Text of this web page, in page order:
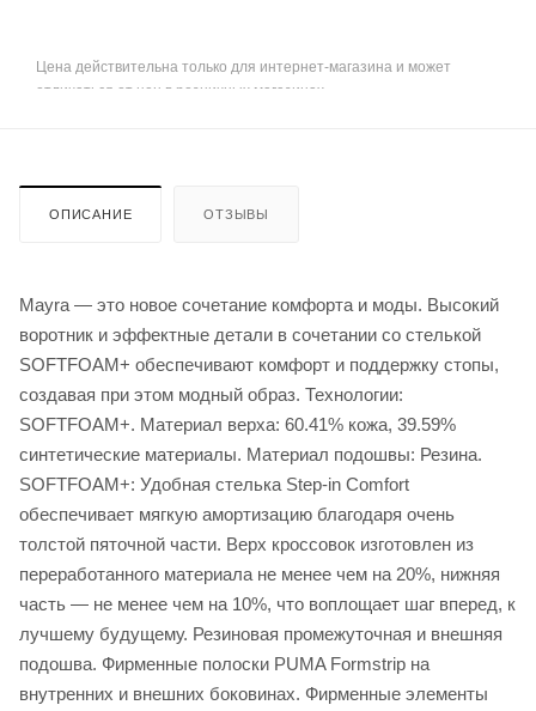
Цена действительна только для интернет-магазина и может
отличаться от цен в розничных магазинах
ОПИСАНИЕ ОТЗЫВЫ
Mayra — это новое сочетание комфорта и моды. Высокий
воротник и эффектные детали в сочетании со стелькой
SOFTFOAM+ обеспечивают комфорт и поддержку стопы,
создавая при этом модный образ. Технологии:
SOFTFOAM+. Материал верха: 60.41% кожа, 39.59%
синтетические материалы. Материал подошвы: Резина.
SOFTFOAM+: Удобная стелька Step-in Comfort
обеспечивает мягкую амортизацию благодаря очень
толстой пяточной части. Верх кроссовок изготовлен из
переработанного материала не менее чем на 20%, нижняя
часть — не менее чем на 10%, что воплощает шаг вперед, к
лучшему будущему. Резиновая промежуточная и внешняя
подошва. Фирменные полоски PUMA Formstrip на
внутренних и внешних боковинах. Фирменные элементы